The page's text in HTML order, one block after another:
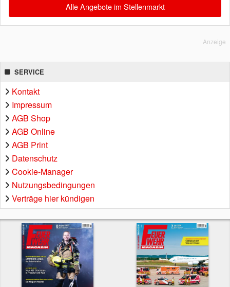
Alle Angebote im Stellenmarkt
Anzeige
SERVICE
Kontakt
Impressum
AGB Shop
AGB Online
AGB Print
Datenschutz
Cookie-Manager
Nutzungsbedingungen
Verträge hier kündigen